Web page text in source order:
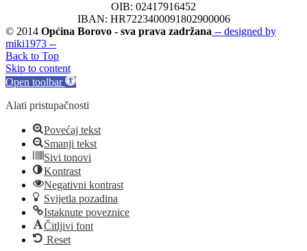
OIB: 02417916452
IBAN: HR7223400091802900006
© 2014 Općina Borovo - sva prava zadržana -- designed by
miki1973 --
Back to Top
Skip to content
Open toolbar
Alati pristupačnosti
Povećaj tekst
Smanji tekst
Sivi tonovi
Kontrast
Negativni kontrast
Svijetla pozadina
Istaknute poveznice
Čitljivi font
Reset